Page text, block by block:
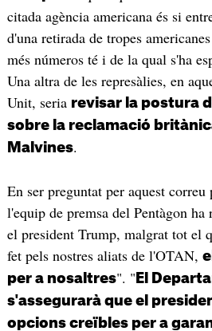
citada agència americana és si
d'una retirada de tropes
més números té i de la qual s'ha
Una altra de les represàlies, en
Unit, seria revisar la postura
sobre la reclamació
Malvines.
En ser preguntat per aquest
l'equip de premsa del Pentàgon
el president Trump, malgrat tot el
fet pels nostres aliats de l'OTAN,
per a nosaltres". " El
s'assegurarà que el
opcions creïbles per a